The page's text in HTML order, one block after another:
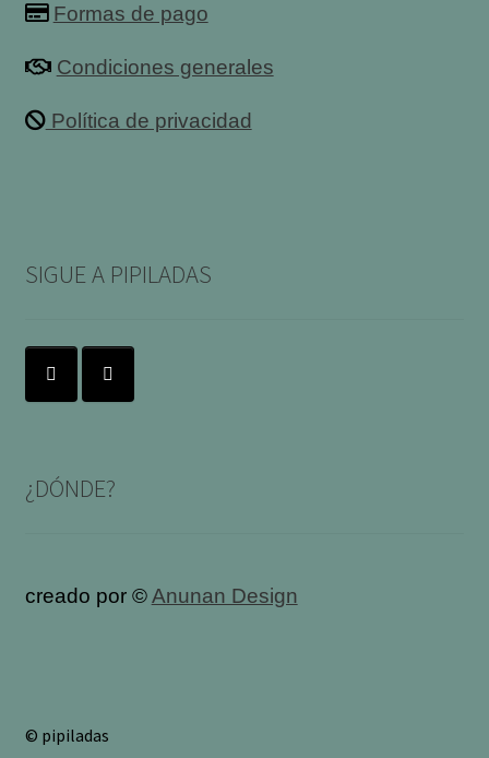
Formas de pago
Condiciones generales
Política de privacidad
SIGUE A PIPILADAS
¿DÓNDE?
creado por ©Anunan Design
© pipiladas